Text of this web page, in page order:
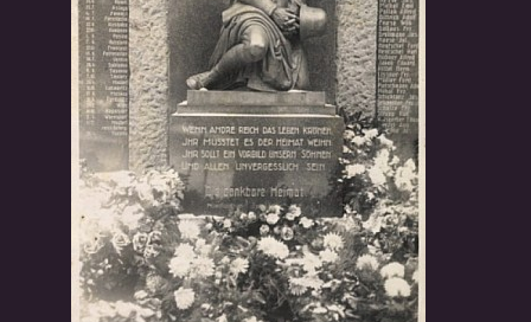
KNIHA MIKULÁŠOVICE - NIXDORF
© 2026 eStránky.cz |RSS